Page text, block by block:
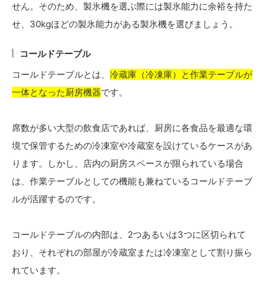
せん。そのため、製氷機を選ぶ際には製氷能力に余裕を持た
せ、30kgほどの製氷能力がある製氷機を選びましょう。
コールドテーブル
コールドテーブルとは、 冷蔵庫（冷凍庫）と作業テーブルが
一体となった厨房機器です。
席数が多い大型の飲食店であれば、厨房に各食品を最適な環
境で保管するための冷凍室や冷蔵室を設けているケースがあ
ります。しかし、店内の厨房スペースが限られている場合
は、作業テーブルとしての機能も兼ねているコールドテーブ
ルが活躍するのです。
コールドテーブルの内部は、2つあるいは3つに区切られて
おり、それぞれの部屋が冷蔵室または冷凍室として割り振ら
れています。